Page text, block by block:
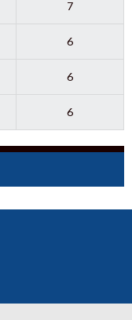
7
6
6
6